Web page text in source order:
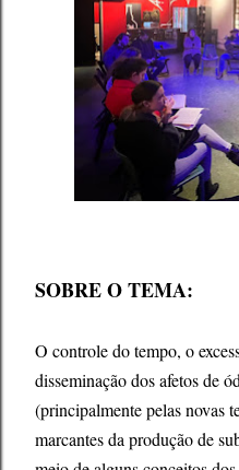
SOBRE O TEMA:
O controle do tempo, o
disseminação dos afetos de
(principalmente pelas novas
marcantes da produção de